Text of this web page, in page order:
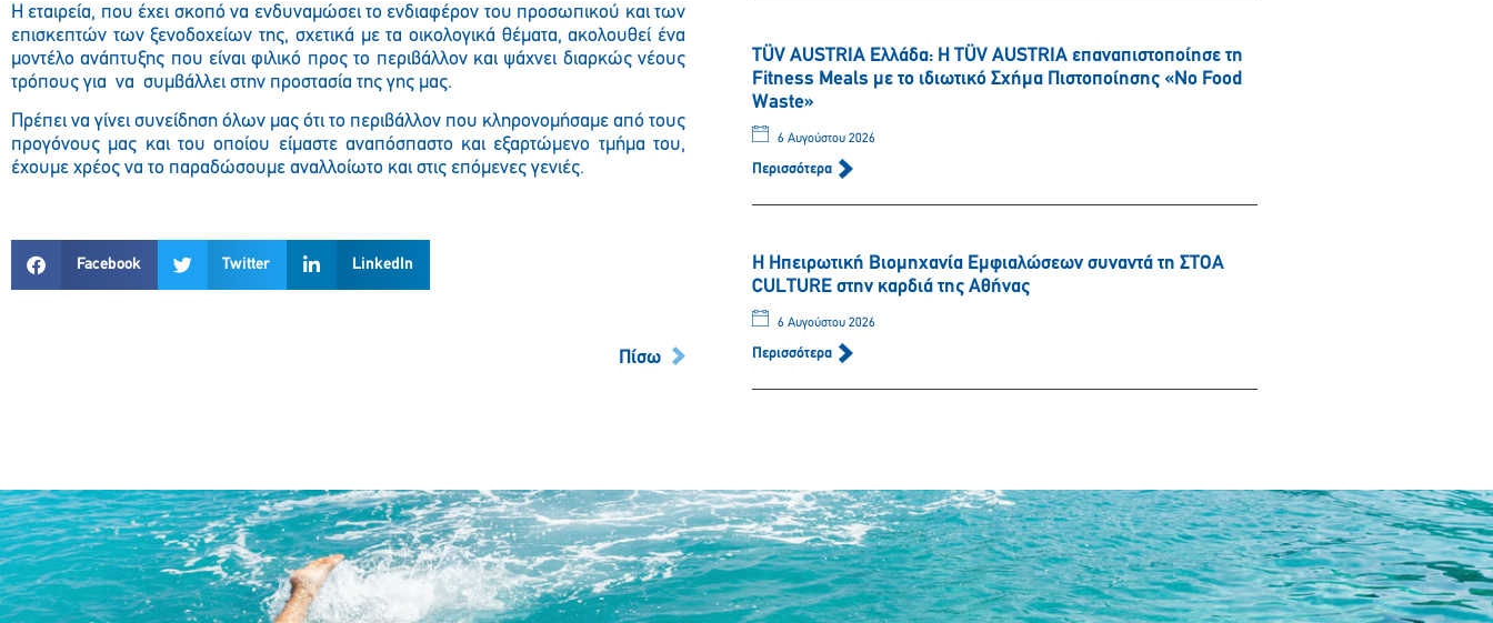
Η εταιρεία, που έχει σκοπό να ενδυναμώσει το ενδιαφέρον του προσωπικού και των
επισκεπτών των ξενοδοχείων της, σχετικά με τα οικολογικά θέματα, ακολουθεί ένα
μοντέλο ανάπτυξης που είναι φιλικό προς το περιβάλλον και ψάχνει διαρκώς νέους
τρόπους για να συμβάλλει στην προστασία της γης μας.
Πρέπει να γίνει συνείδηση όλων μας ότι το περιβάλλον που κληρονομήσαμε από τους
προγόνους μας και του οποίου είμαστε αναπόσπαστο και εξαρτώμενο τμήμα του,
έχουμε χρέος να το παραδώσουμε αναλλοίωτο και στις επόμενες γενιές.
Facebook Twitter LinkedIn
Πίσω
TÜV AUSTRIA Ελλάδα: Η TÜV AUSTRIA επαναπιστοποίησε τη
Fitness Meals με το ιδιωτικό Σχήμα Πιστοποίησης «No Food
Waste»
6 Αυγούστου 2026
Περισσότερα
Η Ηπειρωτική Βιομηχανία Εμφιαλώσεων συναντά τη ΣΤΟΑ
CULTURE στην καρδιά της Αθήνας
6 Αυγούστου 2026
Περισσότερα